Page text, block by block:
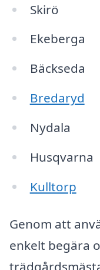
Skirö
Ekeberga
Bäckseda
Bredaryd
Nydala
Husqvarna
Kulltorp
Genom att
enkelt begära